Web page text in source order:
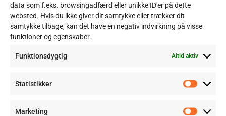
data som f.eks. browsingadfærd eller unikke ID'er på dette
websted. Hvis du ikke giver dit samtykke eller trækker dit
samtykke tilbage, kan det have en negativ indvirkning på visse
funktioner og egenskaber.
Funktionsdygtig Altid aktiv
Statistikker
Marketing
melder dig ind i foreningen. Pris for medlemskab er
150 kr. pr. år. Hvorfor blive medlem, jo det giver dig
mange fordele ved diverse arrangementer, du skal for
Spille dage i programmet er der mulighed for lidt